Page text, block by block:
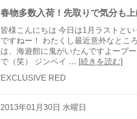
春物多数入荷！先取りで気分も
皆様こんにちは 今日は1月ラストと
ですねー！ わたくし最近意外なとこ
は、海遊館に鬼がいたんですよープ
で（笑） ジンベイ … [続きを読む]
EXCLUSIVE RED
2013年01月30日 水曜日